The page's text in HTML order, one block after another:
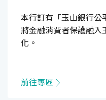
本行訂有「玉山銀行公
將金融消費者保護融
化。
前往專區